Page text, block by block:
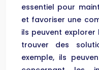
essentiel pour
et favoriser une
ils peuvent
trouver des
exemple, ils